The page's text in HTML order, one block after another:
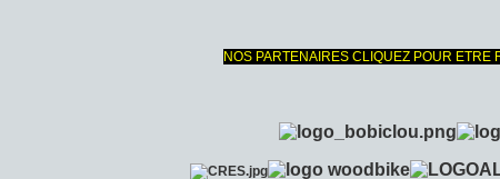
NOS PARTENAIRES CLIQUEZ POUR ETRE